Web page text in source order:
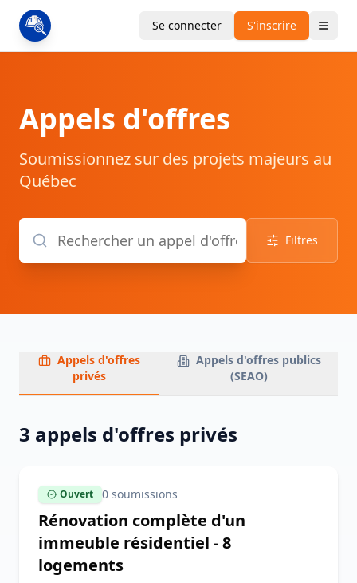
Se connecter S'inscrire
Appels d'offres
Soumissionnez sur des projets majeurs au
Québec
Filtres
Appels d'offres
privés
Appels d'offres publics
(SEAO)
3 appels d'offres privés
Ouvert 0 soumissions
Rénovation complète d'un
immeuble résidentiel - 8
logements